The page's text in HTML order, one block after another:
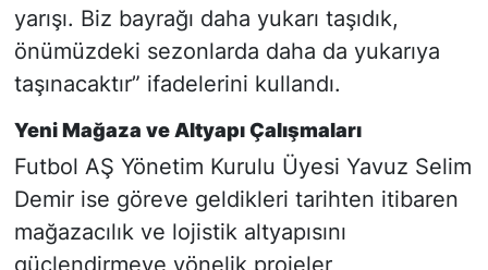
yarışı. Biz bayrağı daha yukarı taşıdık,
önümüzdeki sezonlarda daha da yukarıya
taşınacaktır” ifadelerini kullandı.
Yeni Mağaza ve Altyapı Çalışmaları
Futbol AŞ Yönetim Kurulu Üyesi Yavuz Selim
Demir ise göreve geldikleri tarihten itibaren
mağazacılık ve lojistik altyapısını